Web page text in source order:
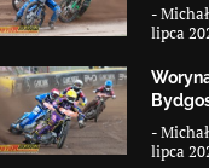
-
lipca
-
lipca